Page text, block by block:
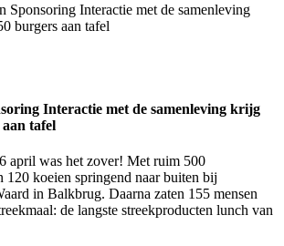
Sponsoring Interactie met de samenleving
burgers aan tafel
Interactie met de samenleving krijg
tafel
april was het zover! Met ruim 500
120 koeien springend naar buiten bij
in Balkbrug. Daarna zaten 155 mensen
de langste streekproducten lunch van